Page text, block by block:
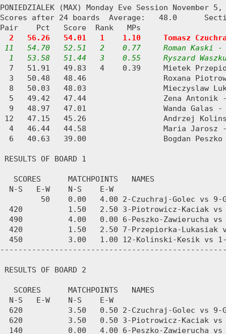
PONIEDZIALEK (MAX) Monday Eve Session November 5,
Scores after 24 boards  Average:   48.0
Pair    Pct   Score  Rank   MPs
2   56.26   54.01   1    1.10     Tomasz
11   54.70   52.51   2    0.77     Roman Kaski -
1   53.58   51.44   3    0.55     Ryszard